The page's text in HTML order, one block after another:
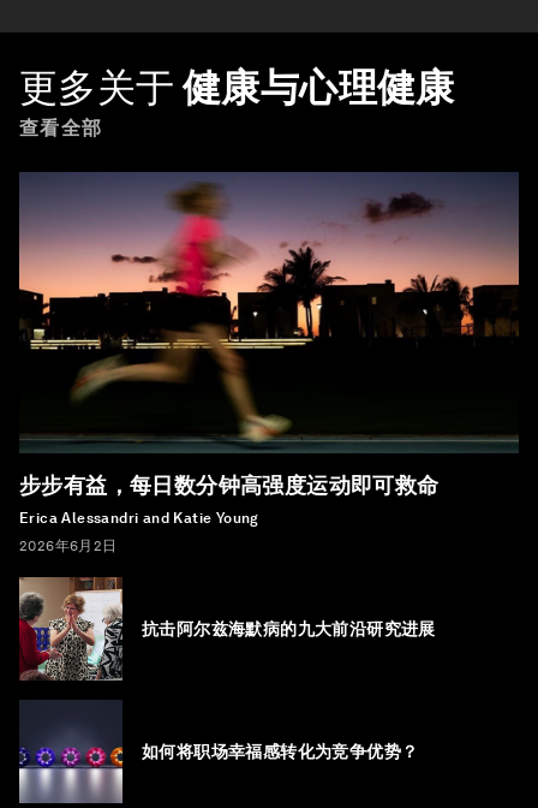
更多关于 健康与心理健康
查看全部
步步有益，每日数分钟高强度运动即可救命
Erica Alessandri and Katie Young
2026年6月2日
抗击阿尔兹海默病的九大前沿研究进展
如何将职场幸福感转化为竞争优势？